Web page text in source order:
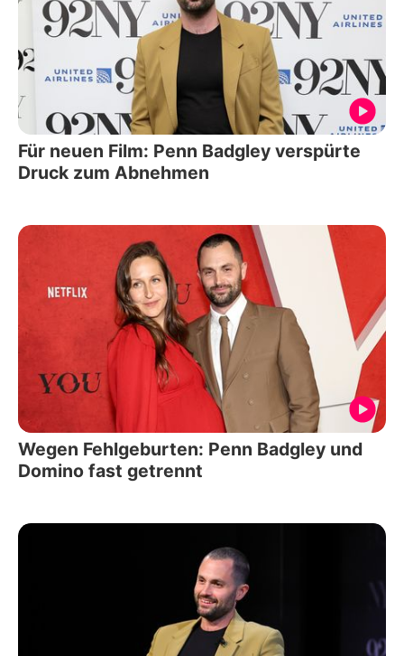
Für neuen Film: Penn Badgley verspürte
Druck zum Abnehmen
Wegen Fehlgeburten: Penn Badgley und
Domino fast getrennt